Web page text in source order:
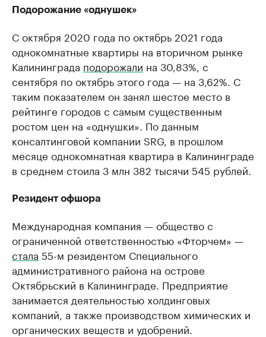
Подорожание «однушек»
С октября 2020 года по октябрь 2021 года
однокомнатные квартиры на вторичном рынке
Калининграда подорожали на 30,83%, с
сентября по октябрь этого года — на 3,62%. С
таким показателем он занял шестое место в
рейтинге городов с самым существенным
ростом цен на «однушки». По данным
консалтинговой компании SRG, в прошлом
месяце однокомнатная квартира в Калининграде
в среднем стоила 3 млн 382 тысячи 545 рублей.
Резидент офшора
Международная компания — общество с
ограниченной ответственностью «Фторчем» —
стала 55-м резидентом Специального
административного района на острове
Октябрьский в Калининграде. Предприятие
занимается деятельностью холдинговых
компаний, а также производством химических и
органических веществ и удобрений.